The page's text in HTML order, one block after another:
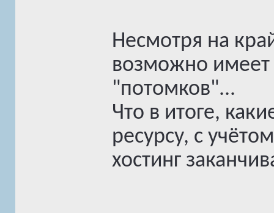
Несмотря на
возможно имеет
"потомков"...
Что в итоге,
ресурсу, с
хостинг